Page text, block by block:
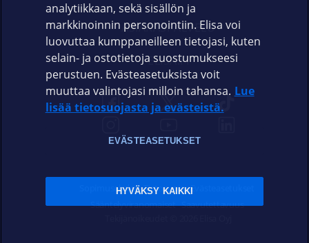
ASIAKASPALVELU
ELISA.FI
Sopimusehdot Tietosuoja Evästeasetukset
Sääntelyviranomaiset Saavutettavuus
analytiikkaan, sekä sisällön ja
markkinoinnin personointiin. Elisa voi
luovuttaa kumppaneilleen tietojasi, kuten
selain- ja ostotietoja suostumukseesi
perustuen. Evästeasetuksista voit
muuttaa valintojasi milloin tahansa. Lue
lisää tietosuojasta ja evästeistä.
EVÄSTEASETUKSET
HYVÄKSY KAIKKI